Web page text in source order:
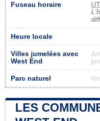
Fuseau horaire
Heure locale
Villes jumelées avec
West End
Parc naturel
LES